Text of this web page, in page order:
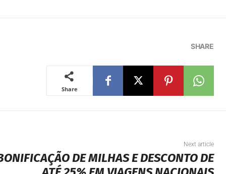
SHARE
Share
Next article
DE MILHAS E DESCONTO DE